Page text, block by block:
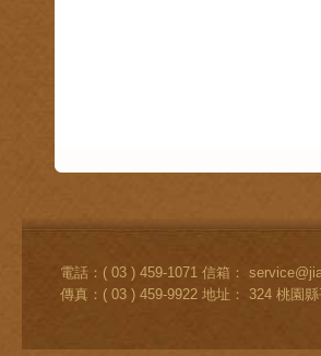
電話：( 03 ) 459-1071 信箱：
傳真：( 03 ) 459-9922 地址： 324 桃園